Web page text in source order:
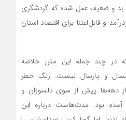
بد و ضعیف عمل شده که گردشگری
و قابل‌اعتنا برای اقتصاد استان
در چند جمله این متن خلاصه
و پارسال نیست. زنگ خطر
از دهه‌ها پیش از سوی دلسوزان و
بود. مدت‌هاست درباره این